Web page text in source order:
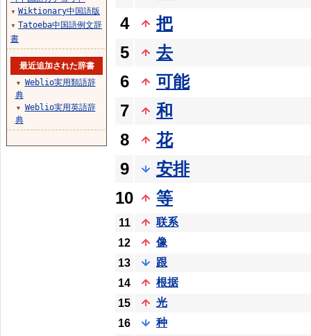
4
把
5
去
6
可能
7
和
8
花
9
安排
10
等
11
联系
12
像
13
跟
14
根据
15
光
16
种
▼ Wiktionary中国語版
▼ Tatoeba中国語例文辞
書
最近追加された辞書
▼
Weblio実用類語辞
典
▼
Weblio実用英語辞
典